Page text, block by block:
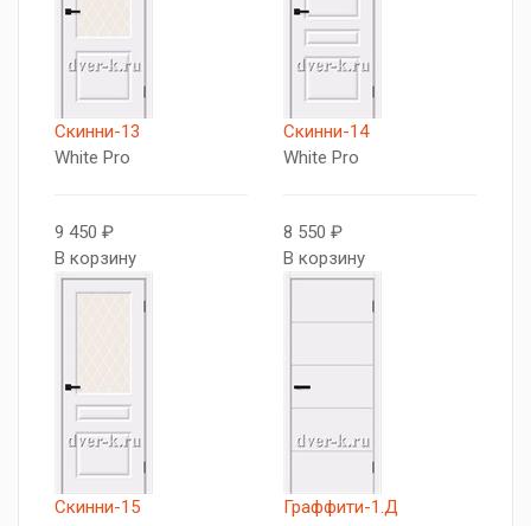
Скинни-13
White Pro
9 450 ₽
В корзину
Скинни-14
White Pro
8 550 ₽
В корзину
Скинни-15
Граффити-1.Д